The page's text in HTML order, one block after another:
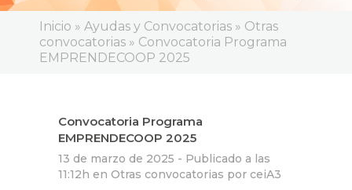
Inicio » Ayudas y Convocatorias » Otras
convocatorias » Convocatoria Programa
EMPRENDECOOP 2025
Convocatoria Programa
EMPRENDECOOP 2025
13 de marzo de 2025 - Publicado a las
11:12h en Otras convocatorias por ceiA3